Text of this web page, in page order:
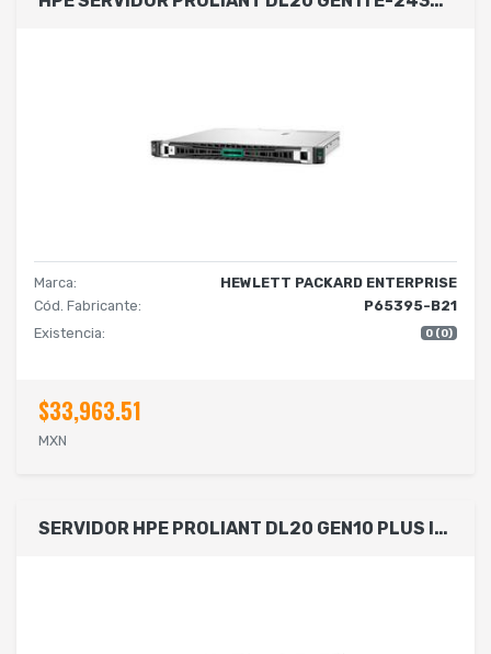
Marca:
HEWLETT PACKARD ENTERPRISE
Cód. Fabricante:
P65395-B21
Existencia:
0 (0)
$33,963.51
MXN
SERVIDOR HPE PROLIANT DL20 GEN10 PLUS INTEL E-2314 2,8 GHZ 4 NCLEOS 1P 16 GB-U 4 SFF FUENTE DE ALIMENTACIN REDUNDANTE DE 500 W